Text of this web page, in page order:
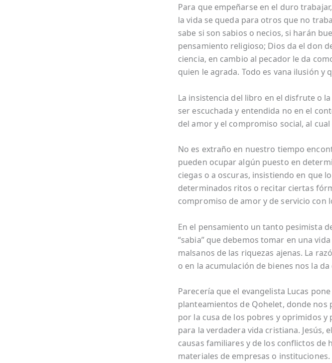
Para que empeñarse en el duro
la vida se queda para otros que no
sabe si son sabios o necios, si harán
pensamiento religioso; Dios da el don
ciencia, en cambio al pecador le da
quien le agrada. Todo es vana ilusión y
La insistencia del libro en el disfrute o
ser escuchada y entendida no en el
del amor y el compromiso social, al
No es extraño en nuestro tiempo
pueden ocupar algún puesto en
ciegas o a oscuras, insistiendo en que
determinados ritos o recitar ciertas
compromiso de amor y de servicio con
En el pensamiento un tanto pesimista
“sabia” que debemos tomar en una
malsanos de las riquezas ajenas. La
o en la acumulación de bienes nos la
Parecería que el evangelista Lucas
planteamientos de Qohelet, donde
por la cusa de los pobres y oprimidos
para la verdadera vida cristiana. Jesús,
causas familiares y de los conflictos
materiales de empresas o instituciones.